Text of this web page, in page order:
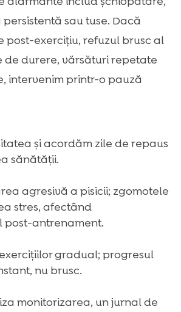
sau tuse. Dacă
post-exercițiu, refuzul brusc al
de durere, vărsături repetate
intervenim printr-o pauză
și acordăm zile de repaus
sănătății.
agresivă a pisicii; zgomotele
stres, afectând
post-antrenament.
gradual; progresul
nu brusc.
monitorizarea, un jurnal de